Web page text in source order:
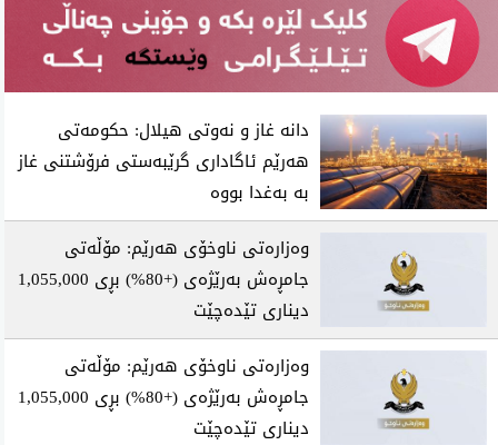
دانە غاز و نەوتی هیلال: حکومەتی
هەرێم ئاگاداری گرێبەستی فرۆشتنی غاز
بە بەغدا بووە
وەزارەتی ناوخۆی هەرێم: مۆڵەتی
جامڕەش بەرێژەی (+80%) بڕی 1,055,000
دیناری تێدەچێت
وەزارەتی ناوخۆی هەرێم: مۆڵەتی
جامڕەش بەرێژەی (+80%) بڕی 1,055,000
دیناری تێدەچێت